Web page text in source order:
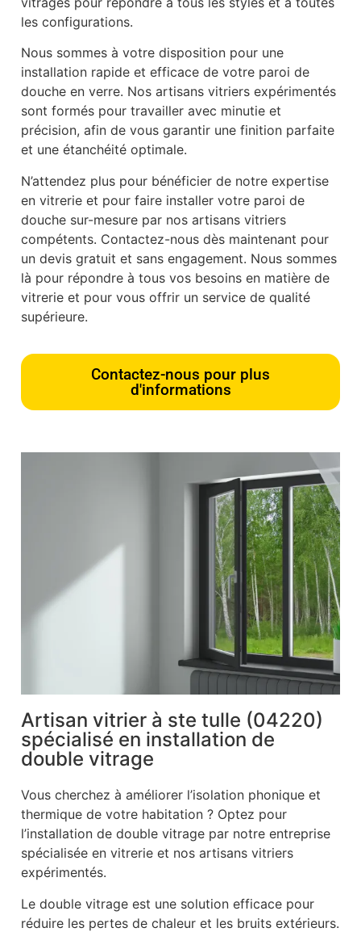
les configurations.
Nous sommes à votre disposition pour une
installation rapide et efficace de votre paroi de
douche en verre. Nos artisans vitriers expérimentés
sont formés pour travailler avec minutie et
précision, afin de vous garantir une finition parfaite
et une étanchéité optimale.
N’attendez plus pour bénéficier de notre expertise
en vitrerie et pour faire installer votre paroi de
douche sur-mesure par nos artisans vitriers
compétents. Contactez-nous dès maintenant pour
un devis gratuit et sans engagement. Nous sommes
là pour répondre à tous vos besoins en matière de
vitrerie et pour vous offrir un service de qualité
supérieure.
Contactez-nous pour plus
d'informations
Artisan vitrier à ste tulle (04220)
spécialisé en installation de
double vitrage
Vous cherchez à améliorer l’isolation phonique et
thermique de votre habitation ? Optez pour
l’installation de double vitrage par notre entreprise
spécialisée en vitrerie et nos artisans vitriers
expérimentés.
Le double vitrage est une solution efficace pour
réduire les pertes de chaleur et les bruits extérieurs.